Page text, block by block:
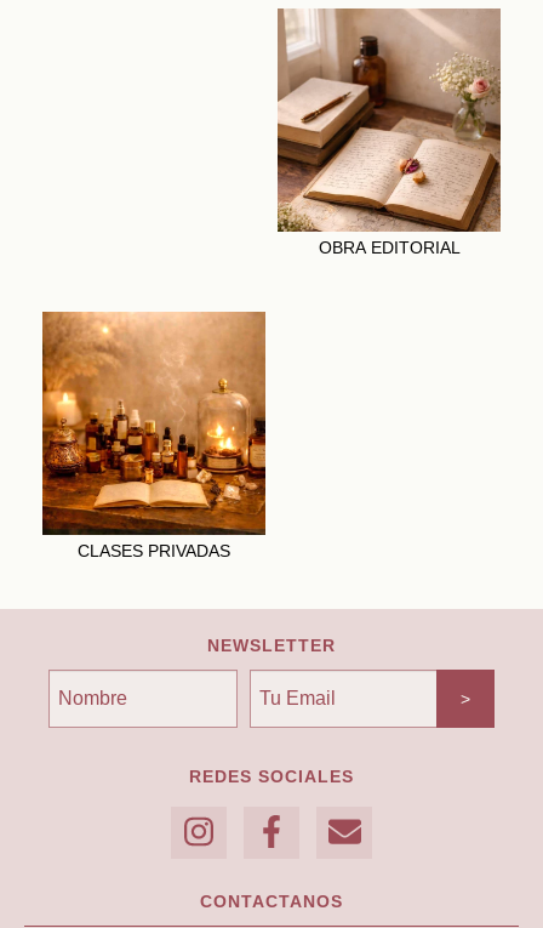
OBRA EDITORIAL
CLASES PRIVADAS
NEWSLETTER
REDES SOCIALES
CONTACTANOS